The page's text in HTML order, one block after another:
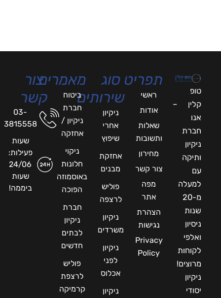
טופ
קלין –
אנו
חברת
ניקיון
ותיקה
עם
למעלה
מ-20
שנות
ניסיון
ואלפי
לקוחות
מרוצים!
ניקיון
יסודי
תפריט
ראשי
אודות
שאלות
ותשובות
מחירון
צור קשר
מפה
אתר
הצהרת
נגישות
Privacy
Policy
סוג
שירותים
ניקיון
אחרי
שיפוץ
אחזקת
מבנים
פוליש
לרצפה
ניקיון
משרדים
ניקיון
לפני
אכלוס
ניקיון
מאמרים
ביטוח
חברת
ניקיון /
אחזקה
ניקוי
חלונות
באוסמוזה
הפוכה
חברת
ניקיון
לבתים
חדשים
פוליש
לרצפת
קרמיקה
צור
קשר
03-
3815558
שעות
פעילות:
24/06
שעות
ביממה!